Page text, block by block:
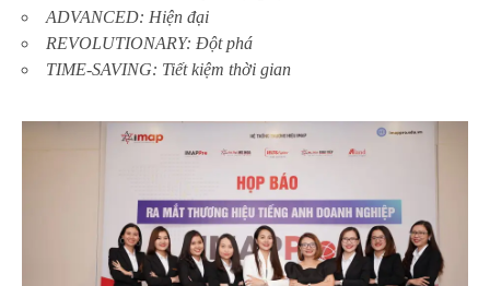
ADVANCED: Hiện đại
REVOLUTIONARY: Đột phá
TIME-SAVING: Tiết kiệm thời gian